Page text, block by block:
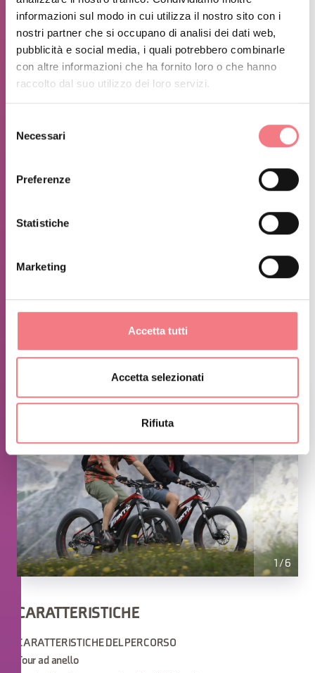
informazioni sul modo in cui utilizza il nostro sito con i
nostri partner che si occupano di analisi dei dati web,
pubblicità e social media, i quali potrebbero combinarle
con altre informazioni che ha fornito loro o che hanno
raccolto dal suo utilizzo dei loro servizi.
delNecessari
Preferenze
Statistiche
Marketing
Accetta tutti
Accetta selezionati
Rifiuta
Tipologiadelle strade: Strade di servizio delle piste,
sentieri in single trak, Silvopastorali sdrucciolevoli
Note:
intersecate spesso da canalette di scolo: prestare
Laddove possibile si raccomanda di risparmiare la
Possibilità di acquisto e degustazione di prodotti tipici
1 /6
CARATTERISTICHE
CARATTERISTICHE DEL PERCORSO
Tour ad anello